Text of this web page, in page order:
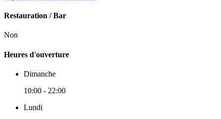
Restauration / Bar
Non
Heures d'ouverture
Dimanche
10:00 - 22:00
Lundi